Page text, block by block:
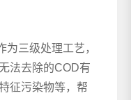
三级处理工艺，
法去除的COD有
征污染物等，帮